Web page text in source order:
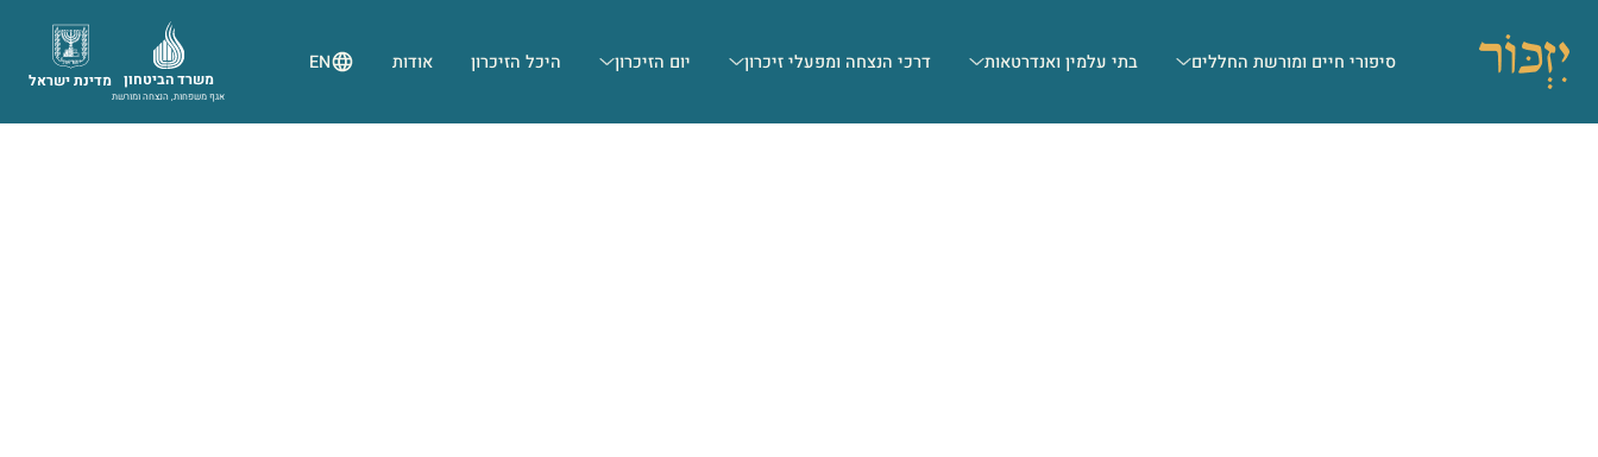
סיפורי חיים ומורשת החללים בתי עלמין ואנדרטאות דרכי הנצחה ומפעלי זיכרון יום הזיכרון היכל הזיכרון אודות EN
מדינת ישראל משרד הביטחון
אגף משפחות, הנצחה ומורשת